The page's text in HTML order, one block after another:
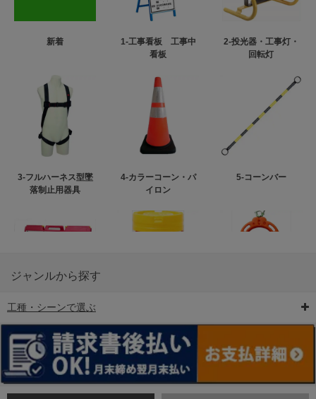
新着
1-工事看板 工事中
看板
2-投光器・工事灯・
回転灯
3-フルハーネス型墜
落制止用器具
4-カラーコーン・パ
イロン
5-コーンバー
6-矢印板/LED矢印板
ンス
ジャンルから探す
工種・シーンで選ぶ